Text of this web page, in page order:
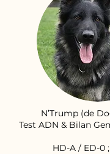
N’Trump (de
Test ADN & Bilan
HD-A / ED-0